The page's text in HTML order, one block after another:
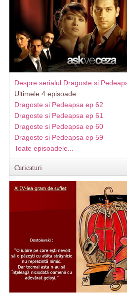
Despre serialul Dragoste si
Ultimele 4 episoade
Dragoste si Pedeapsa ep 62
Dragoste si Pedeapsa ep 61
Dragoste si Pedeapsa ep 60
Dragoste si Pedeapsa ep 59
Toate episoadele...
Caricaturi